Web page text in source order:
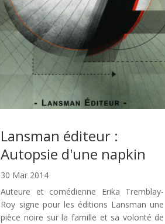
Lansman éditeur :
Autopsie d'une napkin
30 Mar 2014
Auteure et comédienne Erika Tremblay-
Roy signe pour les éditions Lansman une
pièce noire sur la famille et sa volonté de